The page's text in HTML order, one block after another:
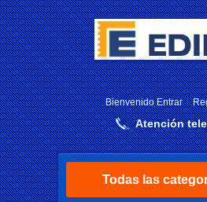
BienvenidoEntrar
Atención
Todas las